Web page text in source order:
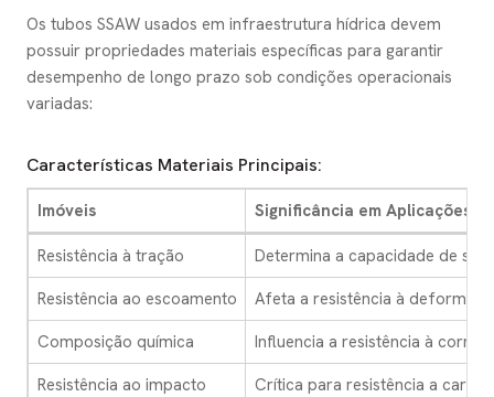
Os tubos SSAW usados em infraestrutura hídrica devem
possuir propriedades materiais específicas para garantir
desempenho de longo prazo sob condições operacionais
variadas:
Características Materiais Principais:
Imóveis Significância em Aplicações
Resistência à tração
Determina a capacidade de
Resistência ao escoamento
Afeta a resistência à
Composição química
Influencia a resistência à
Resistência ao impacto
Crítica para resistência a